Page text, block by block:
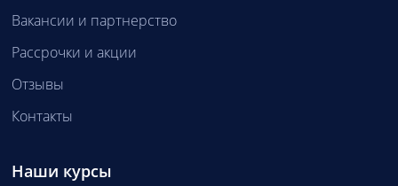
Вакансии и партнерство
Рассрочки и акции
Отзывы
Контакты
Наши курсы